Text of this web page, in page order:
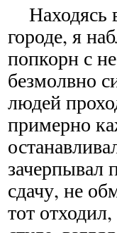
Находясь
городе, я
попкорн с
безмолвно
людей
примерно
зачерпывал
сдачу, не
тот